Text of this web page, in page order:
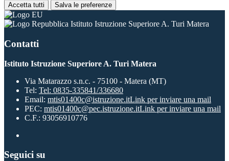
Accetta tutti Salva le preferenze
Istituto Istruzione Superiore A. Turi Matera
Contatti
Istituto Istruzione Superiore A. Turi Matera
Via Matarazzo s.n.c. - 75100 - Matera (MT)
Tel: Tel: 0835-335841/336680
Email: mtis01400c@istruzione.itLink per inviare una mail
PEC: mtis01400c@pec.istruzione.itLink per inviare una mail
C.F.: 93056910776
Seguici su